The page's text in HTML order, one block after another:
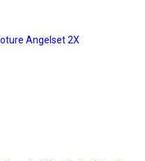
Angelset 2X